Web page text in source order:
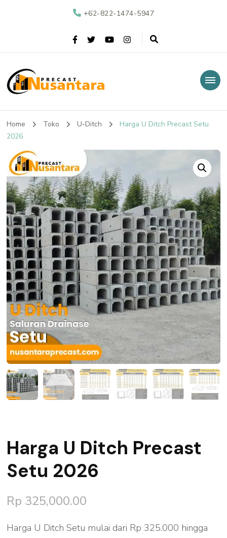
+62-822-1474-5947
Nusantara Precast
Home Toko U-Ditch
Harga U Ditch Precast Setu
2026
Harga U Ditch Precast
Setu 2026
Rp 325,000.00
Harga U Ditch Setu mulai dari Rp 325.000 hingga